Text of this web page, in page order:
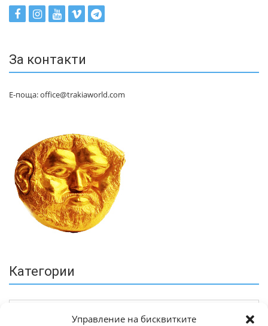
Управление на бисквитките
За контакти
Е-поща: office@trakiaworld.com
Категории